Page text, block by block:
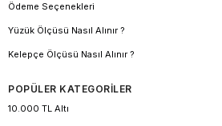
Ödeme Seçenekleri
Yüzük Ölçüsü Nasıl Alınır ?
Kelepçe Ölçüsü Nasıl Alınır ?
POPÜLER KATEGORİLER
10.000 TL Altı